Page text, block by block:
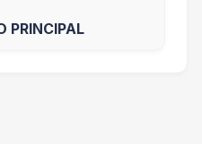
PRINCIPAL